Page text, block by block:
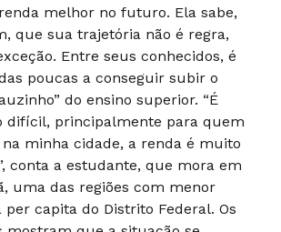
melhor no futuro. Ela sabe,
que sua trajetória não é regra,
Entre seus conhecidos, é
poucas a conseguir subir o
do ensino superior. “É
difícil, principalmente para quem
minha cidade, a renda é muito
conta a estudante, que mora em
uma das regiões com menor
per capita do Distrito Federal. Os